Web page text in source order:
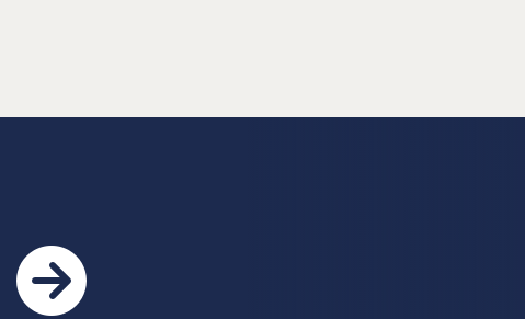
